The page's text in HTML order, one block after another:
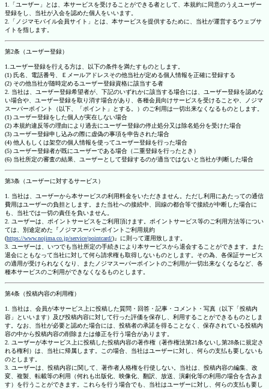
1.「ユーザー」とは、本サービスを受けることができる者として、本規約に同意のうえユーザー
登録をし、当社が入会を認めた個人をいいます。
2.「ノジマモバイル会員サイト」とは、本サービスを提供するために、当社が運営するウェブサ
イトを指します。
第2条（ユーザー登録）
1.ユーザー登録を行える方は、以下の条件を満たすものとします。
(1) 氏名、電話番号、Ｅメールアドレスその他当社が定める個人情報を正確に登録する
(2) その他当社が随時定めるユーザー登録資格に該当する者
2. 当社は、ユーザー登録希望者が、下記のいずれかに該当する場合には、ユーザー登録を認めな
い場合や、ユーザー登録を取り消す場合があり、各種会員向けサービスを受けることや、ノジマ
スーパーポイント（以下、「ポイント」とする。）のご利用は一切出来なくなるものとします。
(1) ユーザー登録をした個人が実在しない場合
(2) 本規約違反等の理由により過去にユーザー登録の停止処分又は除名処分を受けた場合
(3) ユーザー登録申し込みの際に虚偽の事項を申告された場合
(4) 他人もしくは架空の個人情報を使ってユーザー登録を行った場合
(5) ユーザー登録者が既にユーザーである場合（二重登録を行ったとき）
(6) 当社所定の審査の結果、ユーザーとして登録するのが適当ではないと当社が判断した場合
第3条（ユーザーに対するサービス）
1. 当社は、ユーザーから本サービスの利用料金をいただきません。ただし利用にあたっての通信
費用はユーザーの負担とします。また当社への接続中、回線の都合等で接続が中断した場合に
も、当社では一切の責任を負いません。
2. ユーザーは、ポイントサービスをご利用頂けます。ポイントサービス等のご利用方法等につい
ては、別途定めた『ノジマスーパーポイントご利用規約
(https://www.nojima.co.jp/service/pointcard/)』に則って運用致します。
3. ユーザーは、いつでも当社所定の手続きにより本サービスから退会することができます。また
退会にともなって当社に対して何ら請求権も取得しないものとします。その為、各保証サービス
の適用が受けられなくなり、またノジマスーパーポイントのご利用が一切出来なくなるなど、各
種本サービスのご利用ができなくなるものとします。
第4条（投稿内容の利用権）
1. 当社は、会員が本サービス上に投稿した質問・回答・記事・コメント・写真（以下「投稿内
容」といいます）及び投稿内容に対して行った評価を保存し、利用することができるものとしま
す。なお、当社が必要と認めた場合には、投稿者の承諾を得ることなく、保存されている投稿内
容の中から投稿内容の削除または修正を行う場合があります。
2. ユーザーが本サービス上に投稿した投稿内容の著作権（著作権法第21条ないし第28条に規定さ
れる権利）は、当社に帰属します。この場合、当社はユーザーに対し、何らの支払も要しないも
のとします。
3. ユーザーは、投稿内容に関して、著作者人格権を行使しない。当社は、投稿内容の編集、改
変、複製、転載等の利用（何れも出版化、映像化、翻訳、放送、演劇化等の利用の場合を含みま
す）を行うことができます。これらを行う場合でも、当社はユーザーに対し、何らの支払も要し